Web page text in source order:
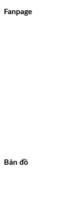
Fanpage
Bản đồ